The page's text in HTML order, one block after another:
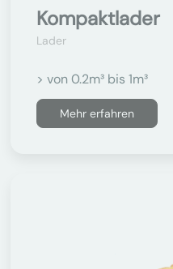
Kompaktlader
Lader
> von 0.2m³ bis 1m³
Mehr erfahren